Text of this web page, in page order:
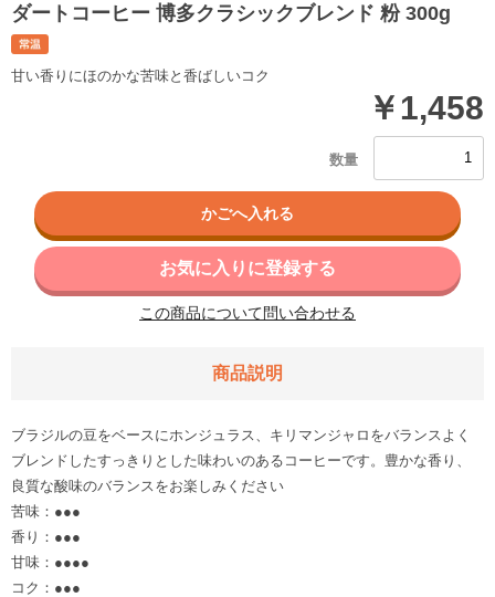
ダートコーヒー 博多クラシックブレンド 粉 300g
甘い香りにほのかな苦味と香ばしいコク
￥1,458
お気に入りに登録する
この商品について問い合わせる
商品説明
ブラジルの豆をベースにホンジュラス、キリマンジャロをバランスよく
ブレンドしたすっきりとした味わいのあるコーヒーです。豊かな香り、
良質な酸味のバランスをお楽しみください
苦味：●●●
香り：●●●
甘味：●●●●
コク：●●●